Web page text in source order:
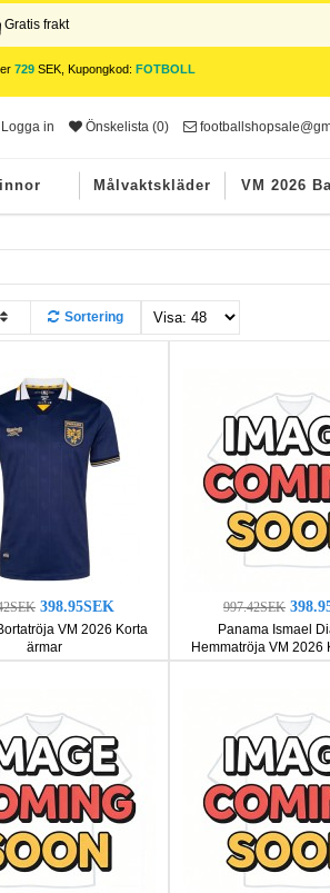
Gratis frakt
729SEK, Kupongkod: FOTBOLL
Logga in Önskelista (0)
Målvaktskläder VM 2026
Sortering
398.95SEK
VM 2026 Korta
ärmar
997.42SEK
Panama Ismael
Hemmatröja VM 2026